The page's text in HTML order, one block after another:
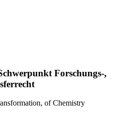
Forschungs-,
of Chemistry